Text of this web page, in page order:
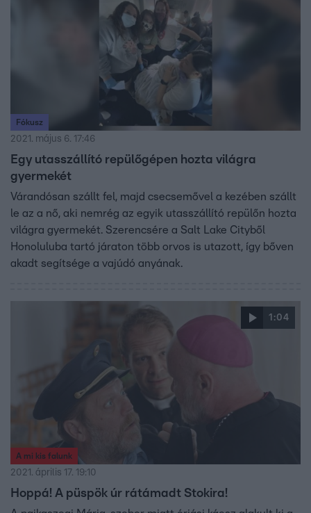
Fókusz
2021. május 6. 17:46
Egy utasszállító repülőgépen hozta világra
gyermekét
Várandósan szállt fel, majd csecsemővel a kezében szállt
le az a nő, aki nemrég az egyik utasszállító repülőn hozta
világra gyermekét. Szerencsére a Salt Lake Cityből
Honoluluba tartó járaton több orvos is utazott, így bőven
akadt segítsége a vajúdó anyának.
1:04
A mi kis falunk
2021. április 17. 19:10
Hoppá! A püspök úr rátámadt Stokira!